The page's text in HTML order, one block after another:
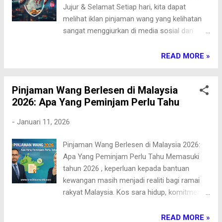
peminjam dan bukannya proses dalaman
yang panjang. Apa Yang Menentukan Cepat
Atau Lambat? Kelulusan pinjaman kredit
perkara berikut: Kelengkapan Dokumen – IC,
pemohon y...
Jujur & Selamat Setiap hari, kita dapat
melihat iklan pinjaman wang yang kelihatan
sangat menggiurkan di media sosial dan
Malaysia yang berada dalam keadaan
kerugian ribuan ringgit. Di KreditKomuniti.com
, misi utama kami adalah untuk melindungi
anda dengan syarikat pinjaman wang
mengikut undang-undang — paling penting,
tiada caj tersembunyi . 1. Amaran : Sindiket
“Upfront Payment” Taktik paling biasa
digunakan oleh scammer ialah meminta
bayaran awal seperti: “Yuran proses” “Yuran
READ MORE »
Pinjaman Wang Berlesen di Malaysia
2026: Apa Yang Peminjam Perlu Tahu
- Januari 11, 2026
Pinjaman Wang Berlesen di Malaysia 2026:
Apa Yang Peminjam Perlu Tahu Memasuki
tahun 2026 , keperluan kepada bantuan
kewangan masih menjadi realiti bagi ramai
rakyat Malaysia. Kos sara hidup, komitmen
membuatkan ramai mencari pinjaman wang
READ MORE »